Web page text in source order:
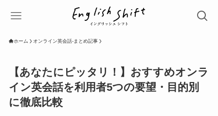
ホーム オンライン英会話-まとめ記事
【あなたにピッタリ！】おすすめオンラ
イン英会話を利用者5つの要望・目的別
に徹底比較